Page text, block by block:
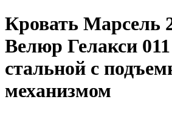
Кровать Марсель
Велюр Гелакси
стальной с
механизмом